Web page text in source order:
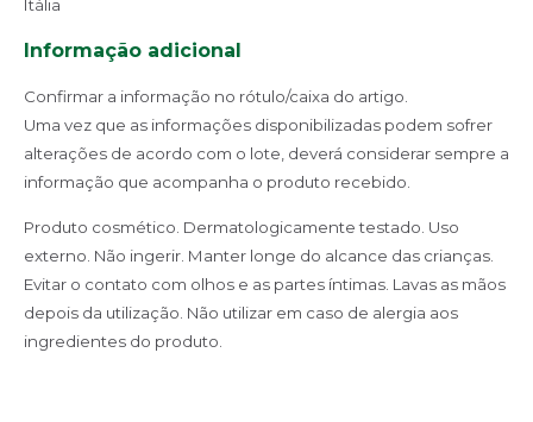
Itália
Informação adicional
Confirmar a informação no rótulo/caixa do artigo.
Uma vez que as informações disponibilizadas podem sofrer
alterações de acordo com o lote, deverá considerar sempre a
informação que acompanha o produto recebido.
Produto cosmético. Dermatologicamente testado. Uso
externo. Não ingerir. Manter longe do alcance das crianças.
Evitar o contato com olhos e as partes íntimas. Lavas as mãos
depois da utilização. Não utilizar em caso de alergia aos
ingredientes do produto.